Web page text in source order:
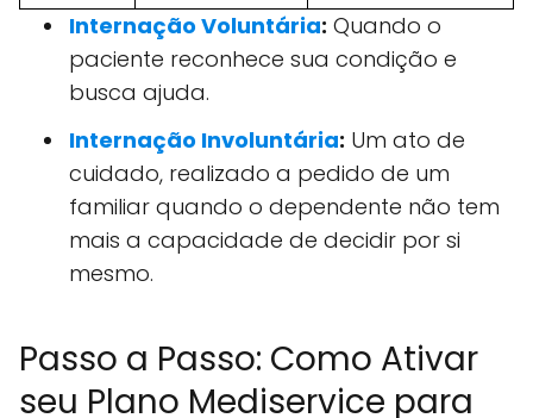
Internação Voluntária: Quando o
paciente reconhece sua condição e
busca ajuda.
Internação Involuntária: Um ato de
cuidado, realizado a pedido de um
familiar quando o dependente não tem
mais a capacidade de decidir por si
mesmo.
Passo a Passo: Como Ativar
seu Plano Mediservice para